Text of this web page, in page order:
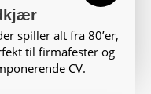
spiller alt fra 80’er,
til firmafester og
CV.